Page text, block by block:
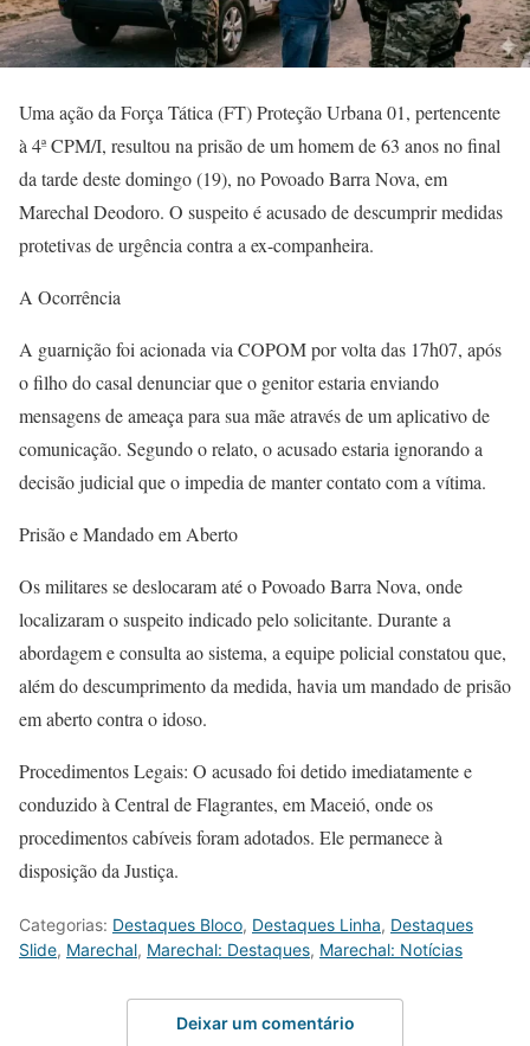
Uma ação da Força Tática (FT) Proteção Urbana 01, pertencente
à 4ª CPM/I, resultou na prisão de um homem de 63 anos no final
da tarde deste domingo (19), no Povoado Barra Nova, em
Marechal Deodoro. O suspeito é acusado de descumprir medidas
protetivas de urgência contra a ex-companheira.
A Ocorrência
A guarnição foi acionada via COPOM por volta das 17h07, após
o filho do casal denunciar que o genitor estaria enviando
mensagens de ameaça para sua mãe através de um aplicativo de
comunicação. Segundo o relato, o acusado estaria ignorando a
decisão judicial que o impedia de manter contato com a vítima.
Prisão e Mandado em Aberto
Os militares se deslocaram até o Povoado Barra Nova, onde
localizaram o suspeito indicado pelo solicitante. Durante a
abordagem e consulta ao sistema, a equipe policial constatou que,
além do descumprimento da medida, havia um mandado de prisão
em aberto contra o idoso.
Procedimentos Legais: O acusado foi detido imediatamente e
conduzido à Central de Flagrantes, em Maceió, onde os
procedimentos cabíveis foram adotados. Ele permanece à
disposição da Justiça.
Categorias: Destaques Bloco, Destaques Linha, Destaques
Slide, Marechal, Marechal: Destaques, Marechal: Notícias
Deixar um comentário